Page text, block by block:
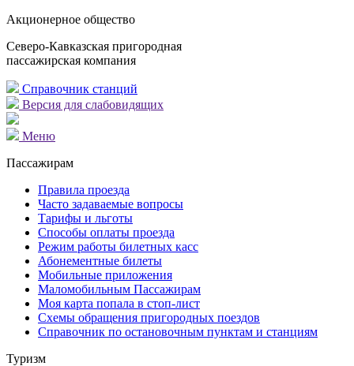
Акционерное общество
Северо-Кавказская пригородная
пассажирская компания
Справочник станций
Версия для слабовидящих
Меню
Пассажирам
Правила проезда
Часто задаваемые вопросы
Тарифы и льготы
Способы оплаты проезда
Режим работы билетных касс
Абонементные билеты
Мобильные приложения
Маломобильным Пассажирам
Моя карта попала в стоп-лист
Cхемы обращения пригородных поездов
Справочник по остановочным пунктам и станциям
Туризм